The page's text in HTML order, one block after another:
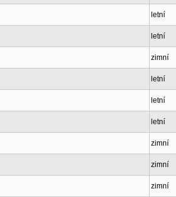
letní
letní
zimní
letní
letní
letní
zimní
zimní
zimní